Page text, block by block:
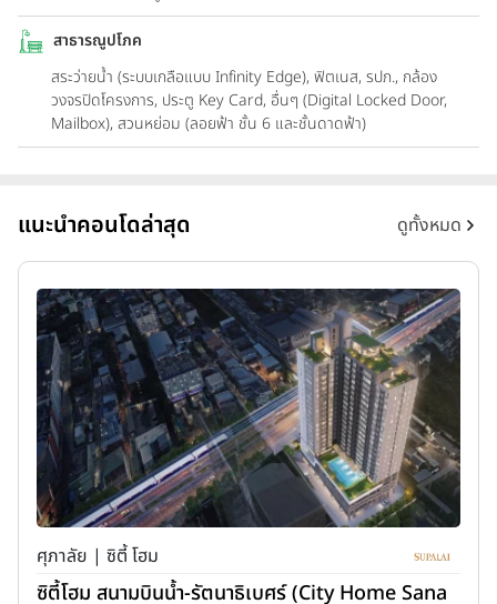
สาธารณูปโภค
สระว่ายน้ำ (ระบบเกลือแบบ Infinity Edge), ฟิตเนส, รปภ., กล้อง
วงจรปิดโครงการ, ประตู Key Card, อื่นๆ (Digital Locked Door,
Mailbox), สวนหย่อม (ลอยฟ้า ชั้น 6 และชั้นดาดฟ้า)
แนะนำคอนโดล่าสุด ดูทั้งหมด
ศุภาลัย | ซิตี้ โฮม
ซิตี้โฮม สนามบินน้ำ-รัตนาธิเบศร์ (City Home Sana